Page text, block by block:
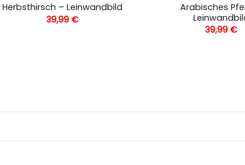
Herbsthirsch – Leinwandbild
39,99€
Arabisches
39,99 €